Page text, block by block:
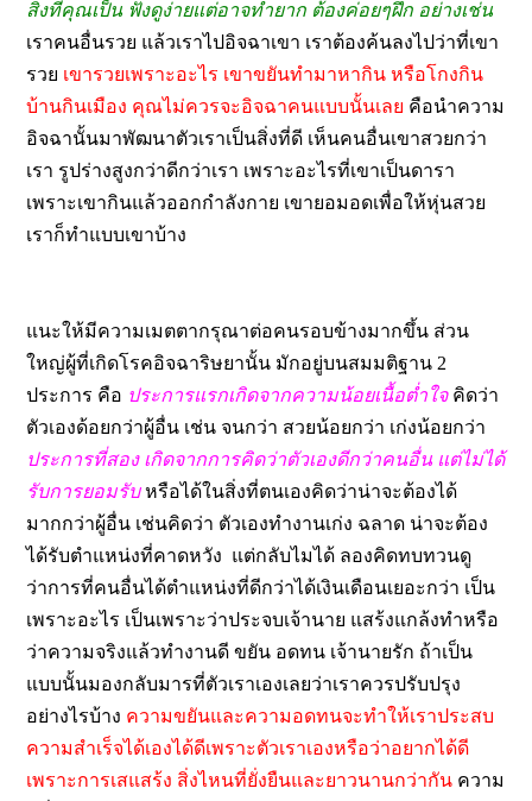
สิ่งที่คุณเป็น ฟังดูง่ายแต่อาจทำยาก ต้องค่อยๆฝึก อย่างเช่น
เราคนอื่นรวย แล้วเราไปอิจฉาเขา เราต้องค้นลงไปว่าที่เขา
รวย เขารวยเพราะอะไร เขาขยันทำมาหากิน หรือโกงกิน
บ้านกินเมือง คุณไม่ควรจะอิจฉาคนแบบนั้นเลย คือนำความ
อิจฉานั้นมาพัฒนาตัวเราเป็นสิ่งที่ดี เห็นคนอื่นเขาสวยกว่า
เรา รูปร่างสูงกว่าดีกว่าเรา เพราะอะไรที่เขาเป็นดารา
เพราะเขากินแล้วออกกำลังกาย เขายอมอดเพื่อให้หุ่นสวย
เราก็ทำแบบเขาบ้าง
แนะให้มีความเมตตากรุณาต่อคนรอบข้างมากขึ้น ส่วน
ใหญ่ผู้ที่เกิดโรคอิจฉาริษยานั้น มักอยู่บนสมมติฐาน 2
ประการ คือ ประการแรกเกิดจากความน้อยเนื้อต่ำใจคิดว่า
ตัวเองด้อยกว่าผู้อื่น เช่น จนกว่า สวยน้อยกว่า เก่งน้อยกว่า
ประการที่สอง เกิดจากการคิดว่าตัวเองดีกว่าคนอื่น แต่ไม่ได้
รับการยอมรับหรือได้ในสิ่งที่ตนเองคิดว่าน่าจะต้องได้
มากกว่าผู้อื่น เช่นคิดว่า ตัวเองทำงานเก่ง ฉลาด น่าจะต้อง
ได้รับตำแหน่งที่คาดหวัง แต่กลับไมได้ ลองคิดทบทวนดู
ว่าการที่คนอื่นได้ตำแหน่งที่ดีกว่าได้เงินเดือนเยอะกว่า เป็น
เพราะอะไร เป็นเพราะว่าประจบเจ้านาย แสร้งแกล้งทำหรือ
ว่าความจริงแล้วทำงานดี ขยัน อดทน เจ้านายรัก ถ้าเป็น
แบบนั้นมองกลับมารที่ตัวเราเองเลยว่าเราควรปรับปรุง
อย่างไรบ้าง ความขยันและความอดทนจะทำให้เราประสบ
ความสำเร็จได้เองได้ดีเพราะตัวเราเองหรือว่าอยากได้ดี
เพราะการเสแสร้ง สิ่งไหนที่ยั่งยืนและยาวนานกว่ากันความ